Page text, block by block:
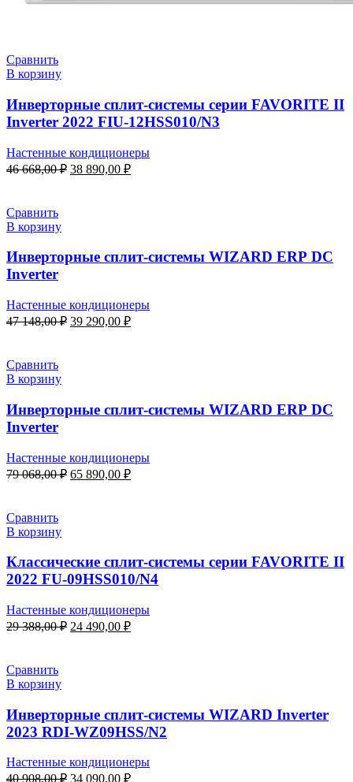
Сравнить
В корзину
Инверторные сплит-системы серии FAVORITE II
Inverter 2022 FIU-12HSS010/N3
Настенные кондиционеры
46 668,00₽ Первоначальная
38 890,00 ₽Текущая
Сравнить
В корзину
Инверторные сплит-системы WIZARD ERP DC
Inverter
Настенные кондиционеры
47 148,00₽ Первоначальная
39 290,00 ₽Текущая
Сравнить
В корзину
Инверторные сплит-системы WIZARD ERP DC
Inverter
Настенные кондиционеры
79 068,00₽ Первоначальная
65 890,00 ₽Текущая
Сравнить
В корзину
Классические сплит-системы серии FAVORITE II
2022 FU-09HSS010/N4
Настенные кондиционеры
29 388,00₽ Первоначальная
24 490,00 ₽Текущая
Сравнить
В корзину
Инверторные сплит-системы WIZARD Inverter
2023 RDI-WZ09HSS/N2
Настенные кондиционеры
40 908,00₽ Первоначальная
34 090,00 ₽Текущая